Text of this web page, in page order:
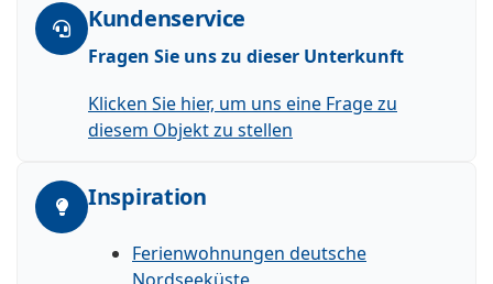
Kundenservice
Fragen Sie uns zu dieser Unterkunft
Klicken Sie hier, um uns eine Frage zu
diesem Objekt zu stellen
Inspiration
Ferienwohnungen deutsche